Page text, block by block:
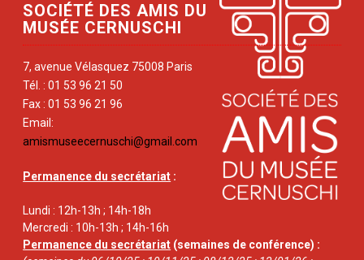
SOCIÉTÉ DES AMIS DU
MUSÉE CERNUSCHI
7, avenue Vélasquez 75008 Paris
Tél. : 01 53 96 21 50
Fax : 01 53 96 21 96
Email:
amismuseecernuschi@gmail.com
Permanence du secrétariat :
Lundi : 12h-13h ; 14h-18h
Mercredi : 10h-13h ; 14h-16h
Permanence du secrétariat (semaines de conférence) :